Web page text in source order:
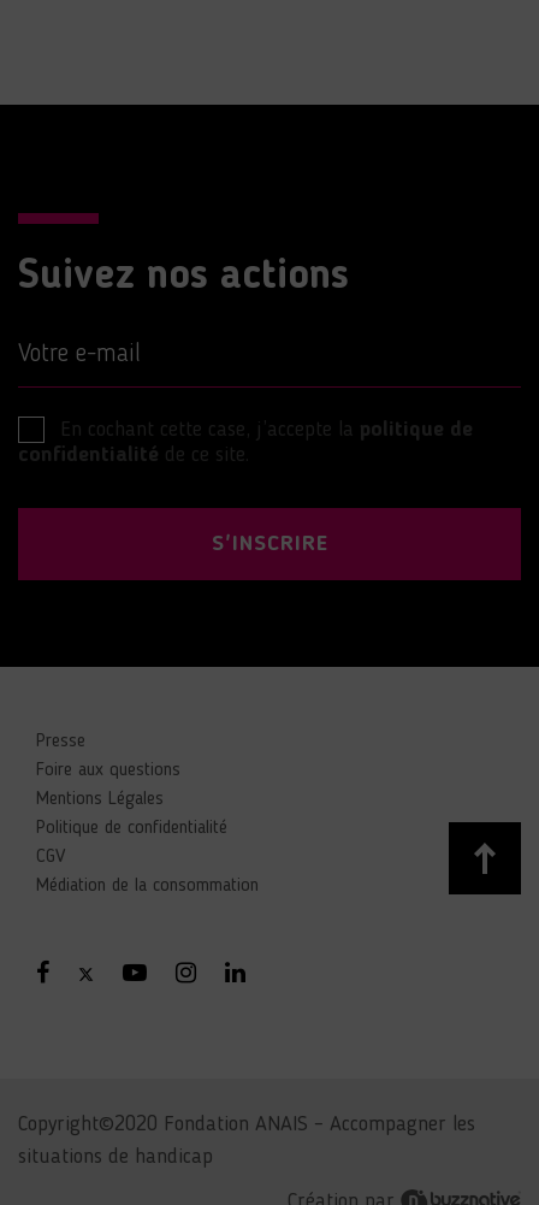
Suivez nos actions
Votre e-mail
En cochant cette case, j’accepte la politique de
confidentialité de ce site.
S'INSCRIRE
Presse
Foire aux questions
Mentions Légales
Politique de confidentialité
CGV
Médiation de la consommation
Copyright©2020 Fondation ANAIS – Accompagner les
situations de handicap